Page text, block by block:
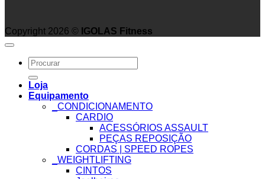
Copyright 2026 © IGOLAS Fitness
Search
for:
Loja
Equipamento
_CONDICIONAMENTO
CARDIO
ACESSÓRIOS ASSAULT
PEÇAS REPOSIÇÃO
CORDAS | SPEED ROPES
_WEIGHTLIFTING
CINTOS